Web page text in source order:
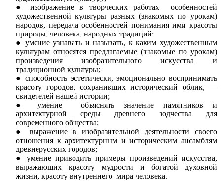
изображение в творческих работах особенностей
художественной культуры разных (знакомых по урокам)
народов, передача особенностей понимания ими красоты
природы, человека, народных традиций;
умение узнавать и называть, к каким художественным
культурам относятся предлагаемые (знакомые по урокам)
произведения изобразительного искусства и
традиционной культуры;
способность эстетически, эмоционально воспринимать
красоту городов, сохранивших исторический облик, —
свидетелей нашей истории;
умение объяснять
значение памятников и
архитектурной среды древнего зодчества для
современного общества;
выражение в изобразительной деятельности своего
отношения к архитектурным и историческим ансамблям
древнерусских городов;
умение приводить примеры произведений искусства,
выражающих красоту мудрости и богатой духовной
жизни, красоту внутреннего мира человека.